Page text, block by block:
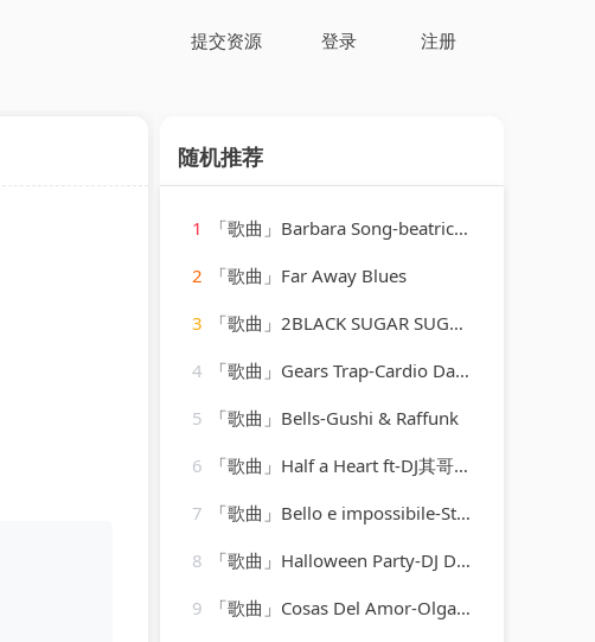
提交资源 登录 注册
随机推荐
1
「歌曲」Barbara Song-beatrice arthur
2
「歌曲」Far Away Blues
3
「歌曲」2BLACK SUGAR SUGAR PIE-BLACK SUGAR SUGAR PIE (RAGGA、Grady Martin
4
「歌曲」Gears Trap-Cardio Dance Crew
5
「歌曲」Bells-Gushi & Raffunk
6
「歌曲」Half a Heart ft-DJ其哥、徐老四、DJ小川、高士其
7
「歌曲」Bello e impossibile-Studio Sound Group
8
「歌曲」Halloween Party-DJ Dimixer、Syntheticsax
9
「歌曲」Cosas Del Amor-Olga Tañon、Milly Quezada